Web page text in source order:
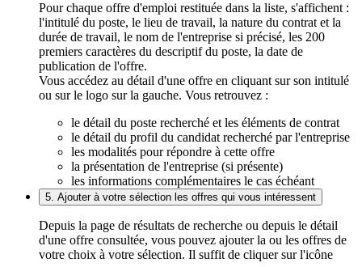
Pour chaque offre d'emploi restituée dans la liste, s'affichent :
l'intitulé du poste, le lieu de travail, la nature du contrat et la
durée de travail, le nom de l'entreprise si précisé, les 200
premiers caractères du descriptif du poste, la date de
publication de l'offre.
Vous accédez au détail d'une offre en cliquant sur son intitulé
ou sur le logo sur la gauche. Vous retrouvez :
le détail du poste recherché et les éléments de contrat
le détail du profil du candidat recherché par l'entreprise
les modalités pour répondre à cette offre
la présentation de l'entreprise (si présente)
les informations complémentaires le cas échéant
5. Ajouter à votre sélection les offres qui vous intéressent
Depuis la page de résultats de recherche ou depuis le détail
d'une offre consultée, vous pouvez ajouter la ou les offres de
votre choix à votre sélection. Il suffit de cliquer sur l'icône